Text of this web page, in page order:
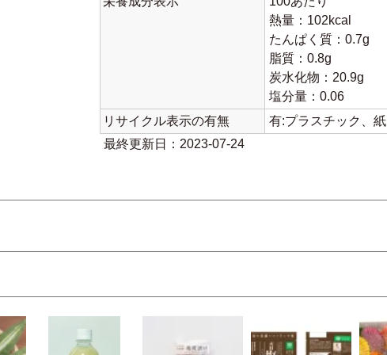
熱量：102kcal
たんぱく質：0.7g
脂質：0.8g
炭水化物：20.9g
塩分量：0.06
リサイクル表示の有無
有:プラスチック、
最終更新日：2023-07-24